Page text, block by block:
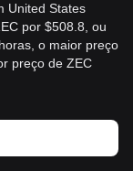
United States
por $508.8, ou
o maior preço
preço de ZEC